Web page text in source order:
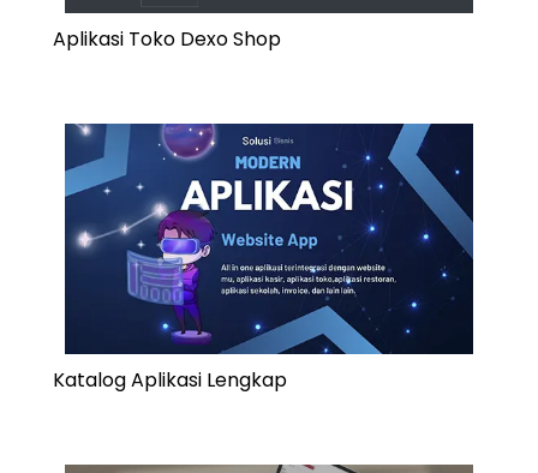
Aplikasi Toko Dexo Shop
Katalog Aplikasi Lengkap